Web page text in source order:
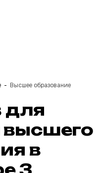
Высшее образование
для
высшего
в